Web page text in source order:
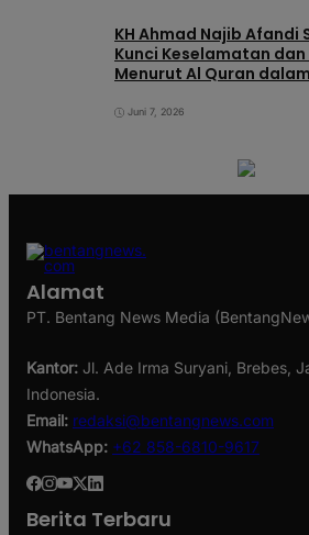
KH Ahmad Najib Afandi
Kunci Keselamatan
Menurut Al Quran
Juni 7, 2026
Alamat
PT. Bentang News Media
Kantor: Jl. Ade Irma Suryani, Brebes,
Indonesia.
Email: redaksi@bentangnews.com
WhatsApp: +62 858-6810-9617
Berita Terbaru